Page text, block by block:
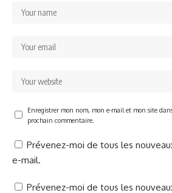
Enregistrer mon nom, mon e-mail et mon site
prochain commentaire.
Prévenez-moi de tous les
e-mail.
Prévenez-moi de tous les